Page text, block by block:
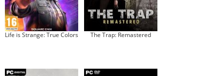
Life is Strange: True Colors The Trap: Remastered